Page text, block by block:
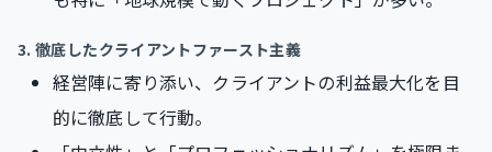
3. 徹底したクライアントファースト主義
経営陣に寄り添い、クライアントの利益最大化を目
的に徹底して行動。